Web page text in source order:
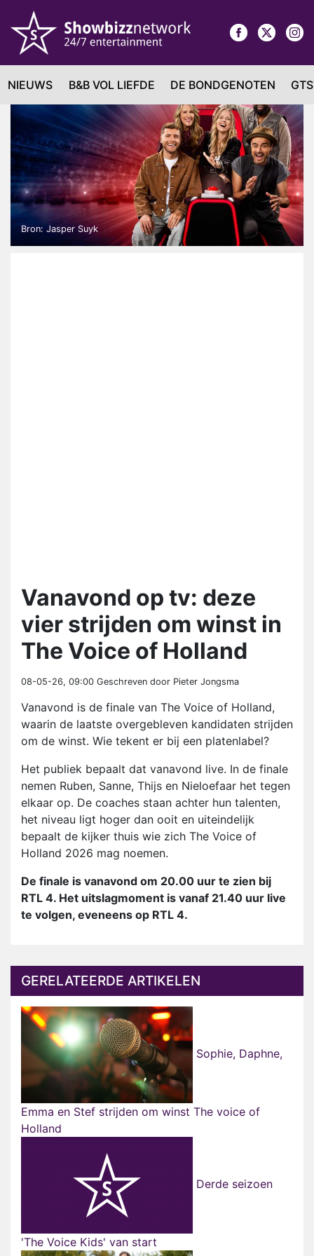
NIEUWS B&B VOL LIEFDE DE BONDGENOTEN
Bron: Jasper Suyk
Vanavond op tv: deze
vier strijden om winst in
The Voice of Holland
08-05-26, 09:00 Geschreven door Pieter Jongsma
Vanavond is de finale van The Voice of Holland,
waarin de laatste overgebleven kandidaten strijden
om de winst. Wie tekent er bij een platenlabel?
Het publiek bepaalt dat vanavond live. In de finale
nemen Ruben, Sanne, Thijs en Nieloefaar het tegen
elkaar op. De coaches staan achter hun talenten,
het niveau ligt hoger dan ooit en uiteindelijk
bepaalt de kijker thuis wie zich The Voice of
Holland 2026 mag noemen.
De finale is vanavond om 20.00 uur te zien bij
RTL 4. Het uitslagmoment is vanaf 21.40 uur live
te volgen, eveneens op RTL 4.
GERELATEERDE ARTIKELEN
Sophie, Daphne,
Emma en Stef strijden om winst The voice of
Holland
Derde seizoen
'The Voice Kids' van start